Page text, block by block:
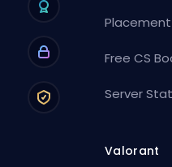
Placement
Free CS
Server
Valorant